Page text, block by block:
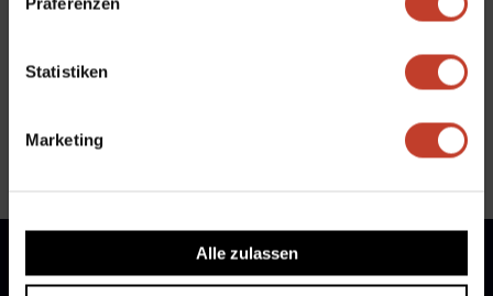
Statistiken
Marketing
Alle zulassen
1. Herren